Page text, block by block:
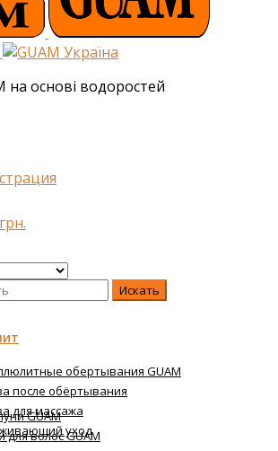
на основі водоростей
грн.
Искать
обертывания GUAM
после обёртывания
для массажа
уход
GUAM
для волос GUAM